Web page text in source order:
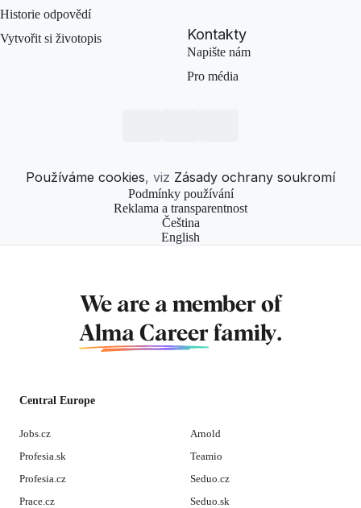
Historie odpovědí
Vytvořit si životopis
Kontakty
Napište nám
Pro média
Používáme cookies, viz Zásady ochrany soukromí
Podmínky používání
Reklama a transparentnost
Čeština
English
We are a member of
Alma Career family.
Central Europe
Jobs.cz
Profesia.sk
Profesia.cz
Prace.cz
Arnold
Teamio
Seduo.cz
Seduo.sk